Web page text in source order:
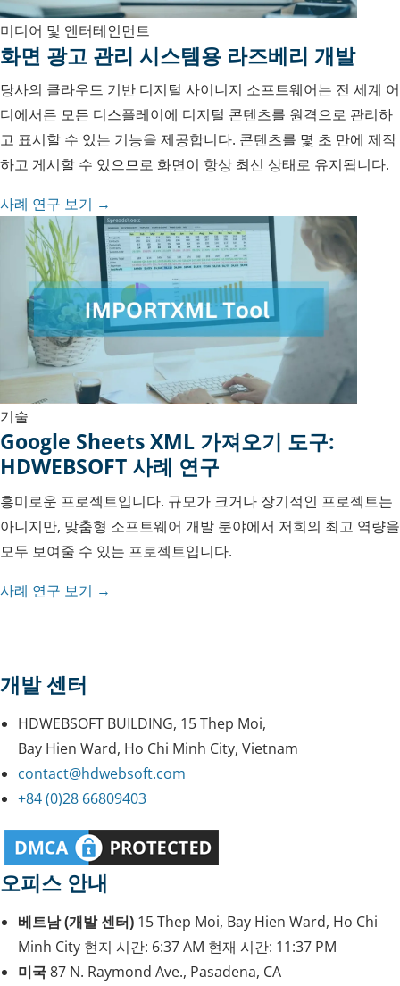
미디어 및 엔터테인먼트
화면 광고 관리 시스템용 라즈베리 개발
당사의 클라우드 기반 디지털 사이니지 소프트웨어는 전 세계 어
디에서든 모든 디스플레이에 디지털 콘텐츠를 원격으로 관리하
고 표시할 수 있는 기능을 제공합니다. 콘텐츠를 몇 초 만에 제작
하고 게시할 수 있으므로 화면이 항상 최신 상태로 유지됩니다.
사례 연구 보기 →
기술
Google Sheets XML 가져오기 도구:
HDWEBSOFT 사례 연구
흥미로운 프로젝트입니다. 규모가 크거나 장기적인 프로젝트는
아니지만, 맞춤형 소프트웨어 개발 분야에서 저희의 최고 역량을
모두 보여줄 수 있는 프로젝트입니다.
사례 연구 보기 →
개발 센터
HDWEBSOFT BUILDING, 15 Thep Moi,
Bay Hien Ward, Ho Chi Minh City, Vietnam
contact@hdwebsoft.com
+84 (0)28 66809403
오피스 안내
베트남 (개발 센터) 15 Thep Moi, Bay Hien Ward, Ho Chi
Minh City 현지 시간: 6:37 AM 현재 시간: 11:37 PM
미국87 N. Raymond Ave., Pasadena, CA